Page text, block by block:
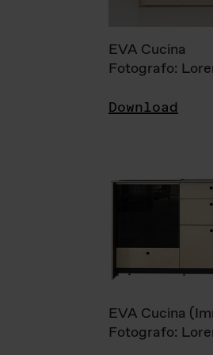
EVA Cucina
Fotografo:
Download
EVA Cucina
Fotografo: